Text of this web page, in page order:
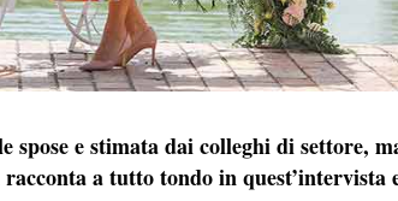
e stimata dai colleghi di settore,
a tutto tondo in quest’intervista